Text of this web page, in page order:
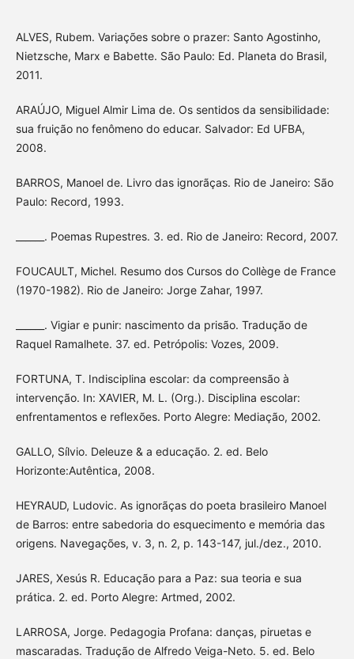
ALVES, Rubem. Variações sobre o prazer: Santo Agostinho,
Nietzsche, Marx e Babette. São Paulo: Ed. Planeta do Brasil,
2011.
ARAÚJO, Miguel Almir Lima de. Os sentidos da sensibilidade:
sua fruição no fenômeno do educar. Salvador: Ed UFBA,
2008.
BARROS, Manoel de. Livro das ignorãças. Rio de Janeiro: São
Paulo: Record, 1993.
______. Poemas Rupestres. 3. ed. Rio de Janeiro: Record, 2007.
FOUCAULT, Michel. Resumo dos Cursos do Collège de France
(1970-1982). Rio de Janeiro: Jorge Zahar, 1997.
______. Vigiar e punir: nascimento da prisão. Tradução de
Raquel Ramalhete. 37. ed. Petrópolis: Vozes, 2009.
FORTUNA, T. Indisciplina escolar: da compreensão à
intervenção. In: XAVIER, M. L. (Org.). Disciplina escolar:
enfrentamentos e reflexões. Porto Alegre: Mediação, 2002.
GALLO, Sílvio. Deleuze & a educação. 2. ed. Belo
Horizonte:Autêntica, 2008.
HEYRAUD, Ludovic. As ignorãças do poeta brasileiro Manoel
de Barros: entre sabedoria do esquecimento e memória das
origens. Navegações, v. 3, n. 2, p. 143-147, jul./dez., 2010.
JARES, Xesús R. Educação para a Paz: sua teoria e sua
prática. 2. ed. Porto Alegre: Artmed, 2002.
LARROSA, Jorge. Pedagogia Profana: danças, piruetas e
mascaradas. Tradução de Alfredo Veiga-Neto. 5. ed. Belo